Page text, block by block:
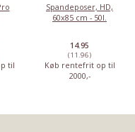
til
Spandeposer, HD,
60x85 cm - 50l.
14.95
(11.96)
Køb rentefrit op til
2000,-